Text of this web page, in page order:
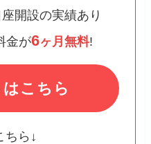
開設の実績あり
金が6ヶ月無料!
こちら
ちら↓